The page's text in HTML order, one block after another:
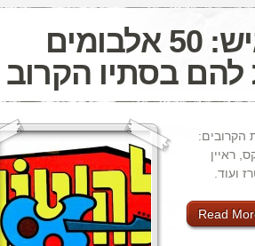
האן.אם.אי מגיש: 50 אלבומים
בסתיו הקרוב
הקרובים:
ראיין
ועוד.
Read